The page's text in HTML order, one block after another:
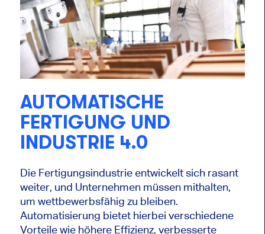
AUTOMATISCHE
FERTIGUNG UND
INDUSTRIE 4.0
Die Fertigungsindustrie entwickelt sich rasant
weiter, und Unternehmen müssen mithalten,
um wettbewerbsfähig zu bleiben.
Automatisierung bietet hierbei verschiedene
Vorteile wie höhere Effizienz, verbesserte